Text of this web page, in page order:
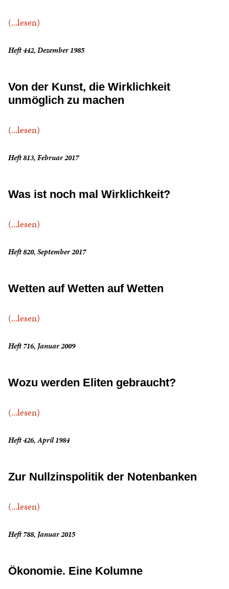
(...lesen)
Heft 442, Dezember 1985
Von der Kunst, die Wirklichkeit
unmöglich zu machen
(...lesen)
Heft 813, Februar 2017
Was ist noch mal Wirklichkeit?
(...lesen)
Heft 820, September 2017
Wetten auf Wetten auf Wetten
(...lesen)
Heft 716, Januar 2009
Wozu werden Eliten gebraucht?
(...lesen)
Heft 426, April 1984
Zur Nullzinspolitik der Notenbanken
(...lesen)
Heft 788, Januar 2015
Ökonomie. Eine Kolumne